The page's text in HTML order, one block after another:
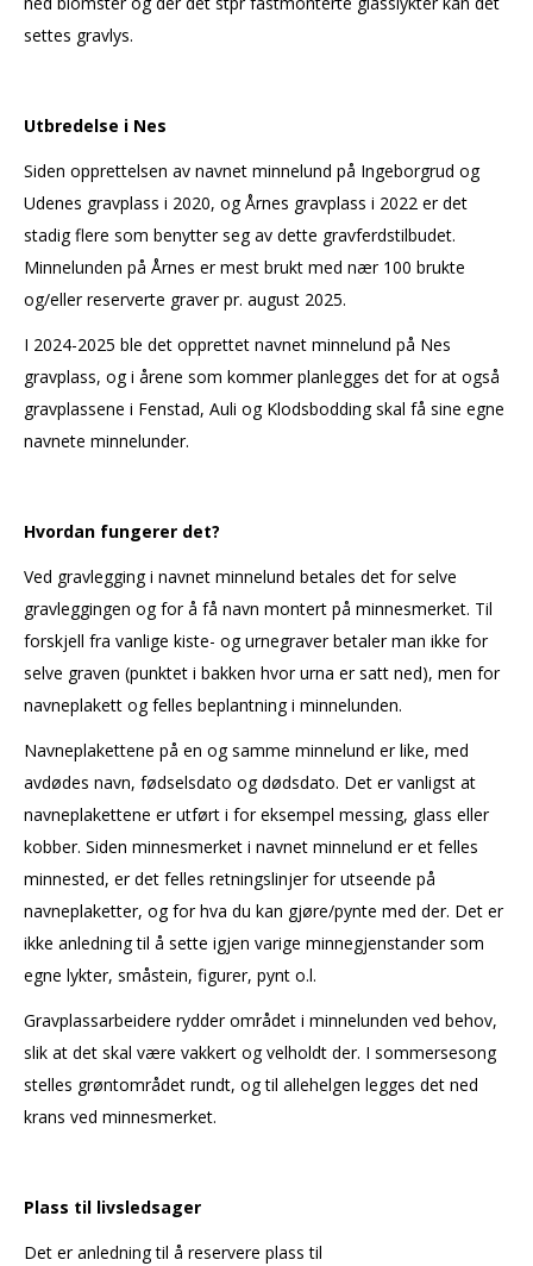
settes gravlys.
Utbredelse i Nes
Siden opprettelsen av navnet minnelund på Ingeborgrud og
Udenes gravplass i 2020, og Årnes gravplass i 2022 er det
stadig flere som benytter seg av dette gravferdstilbudet.
Minnelunden på Årnes er mest brukt med nær 100 brukte
og/eller reserverte graver pr. august 2025.
I 2024-2025 ble det opprettet navnet minnelund på Nes
gravplass, og i årene som kommer planlegges det for at også
gravplassene i Fenstad, Auli og Klodsbodding skal få sine egne
navnete minnelunder.
Hvordan fungerer det?
Ved gravlegging i navnet minnelund betales det for selve
gravleggingen og for å få navn montert på minnesmerket. Til
forskjell fra vanlige kiste- og urnegraver betaler man ikke for
selve graven (punktet i bakken hvor urna er satt ned), men for
navneplakett og felles beplantning i minnelunden.
Navneplakettene på en og samme minnelund er like, med
avdødes navn, fødselsdato og dødsdato. Det er vanligst at
navneplakettene er utført i for eksempel messing, glass eller
kobber. Siden minnesmerket i navnet minnelund er et felles
minnested, er det felles retningslinjer for utseende på
navneplaketter, og for hva du kan gjøre/pynte med der. Det er
ikke anledning til å sette igjen varige minnegjenstander som
egne lykter, småstein, figurer, pynt o.l.
Gravplassarbeidere rydder området i minnelunden ved behov,
slik at det skal være vakkert og velholdt der. I sommersesong
stelles grøntområdet rundt, og til allehelgen legges det ned
krans ved minnesmerket.
Plass til livsledsager
Det er anledning til å reservere plass til